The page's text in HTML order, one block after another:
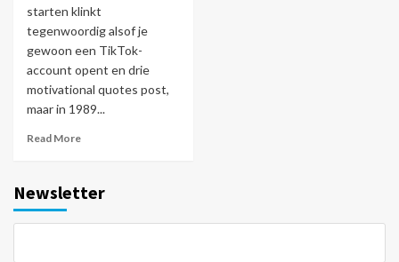
starten klinkt
tegenwoordig alsof je
gewoon een TikTok-
account opent en drie
motivational quotes post,
maar in 1989...
Read More
Newsletter